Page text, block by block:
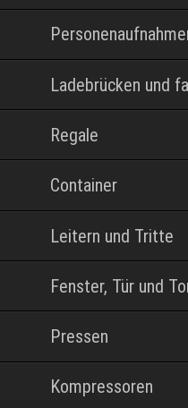
Ladebrücken und
Regale
Container
Leitern und Tritte
Fenster, Tür und
Pressen
Kompressoren